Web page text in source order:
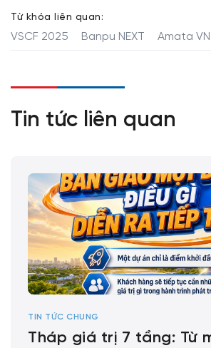
Từ khóa liên quan:
VSCF 2025 Banpu NEXT Amata VN
Tin tức liên quan
TIN TỨC CHUNG
Tháp giá trị 7 tầng: Từ